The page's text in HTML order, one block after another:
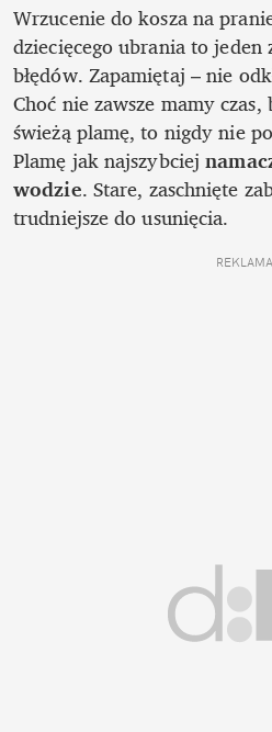
Wrzucenie do kosza na
dziecięcego ubrania to jeden
błędów. Zapamiętaj – nie
Choć nie zawsze mamy
świeżą plamę, to nigdy nie
Plamę jak najszybciej
wodzie. Stare, zaschnięte
trudniejsze do usunięcia.
REKLAMA